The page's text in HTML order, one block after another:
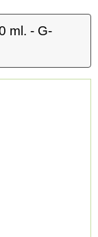
ml. - G-